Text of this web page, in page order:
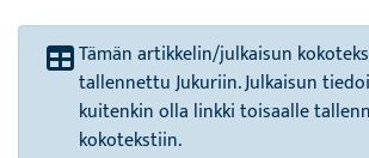
Tämän artikkelin/julkaisun
tallennettu Jukuriin. Julkaisun
kuitenkin olla linkki toisaalle
kokotekstiin.